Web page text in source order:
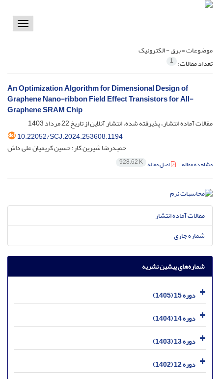
Toggle
موضوعات =برق - الکترونیک
تعداد مقالات: 1
An Optimization Algorithm for Dimensional Design of
Graphene Nano-ribbon Field Effect Transistors for All-
Graphene SRAM Chip
مقالات آماده انتشار، پذیرفته شده، انتشار آنلاین از تاریخ22 مرداد 1403
10.22052/SCJ.2024.253608.1194
حمیدرضا شیرین کار؛ حسین کریمیان علی داش
مشاهده مقاله اصل مقاله 928.62 K
مقالات آماده انتشار
شماره جاری
شماره‌های پیشین نشریه
دوره 15 (1405)
دوره 14 (1404)
دوره 13 (1403)
دوره 12 (1402)